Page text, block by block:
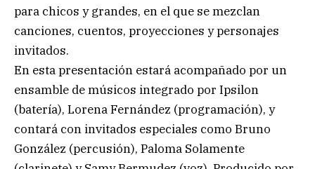
para chicos y grandes, en el que se mezclan
canciones, cuentos, proyecciones y personajes
invitados.
En esta presentación estará acompañado por un
ensamble de músicos integrado por Ipsilon
(batería), Lorena Fernández (programación), y
contará con invitados especiales como Bruno
González (percusión), Paloma Solamente